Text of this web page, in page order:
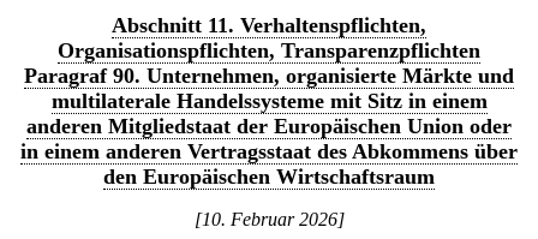
Abschnitt 11. Verhaltenspflichten,
Organisationspflichten, Transparenzpflichten
Paragraf 90. Unternehmen, organisierte Märkte und
multilaterale Handelssysteme mit Sitz in einem
anderen Mitgliedstaat der Europäischen Union oder
in einem anderen Vertragsstaat des Abkommens über
den Europäischen Wirtschaftsraum
[10. Februar 2026]